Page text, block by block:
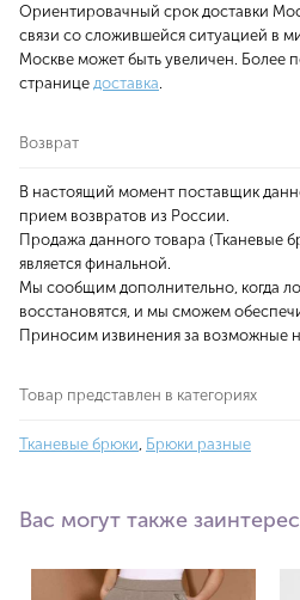
Ориентировачный срок доставки
связи со сложившейся ситуацией в
Москве может быть увеличен. Более
странице доставка.
Возврат
В настоящий момент поставщик
прием возвратов из России.
Продажа данного товара (Тканевые
является финальной.
Мы сообщим дополнительно, когда
восстановятся, и мы сможем
Приносим извинения за возможные
Товар представлен в категориях
Тканевые брюки, Брюки разные
Вас могут также